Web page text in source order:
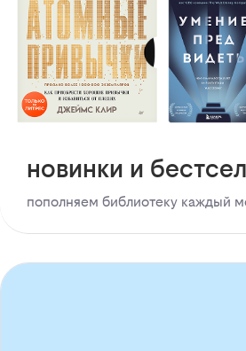
новинки и
пополняем библиотеку каждый